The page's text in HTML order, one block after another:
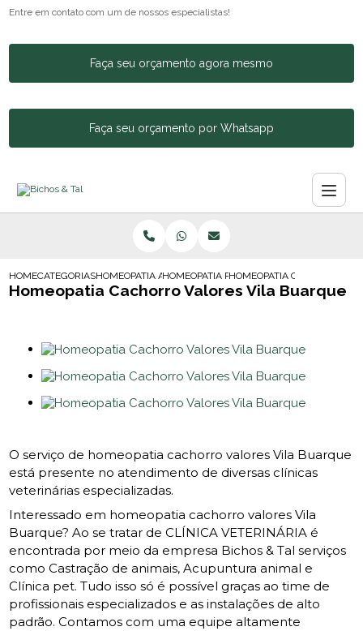
Entre em contato com um de nossos especialistas!
Faça seu orçamento agora mesmo
Faça seu orçamento por Whatsapp
HOMECATEGORIASHOMEOPATIA ANIMALHOMEOPATIA PARA CACHORRO BOM
HOMEOPATIA CACHORRO
Homeopatia Cachorro Valores Vila Buarque
O serviço de homeopatia cachorro valores Vila Buarque
está presente no atendimento de diversas clínicas
veterinárias especializadas.
Interessado em homeopatia cachorro valores Vila
Buarque? Ao se tratar de CLÍNICA VETERINÁRIA é
encontrada por meio da empresa Bichos & Tal serviços
como Castração de animais, Acupuntura animal e
Clínica pet. Tudo isso só é possível graças ao time de
profissionais especializados e as instalações de alto
padrão. Contamos com uma equipe altamente